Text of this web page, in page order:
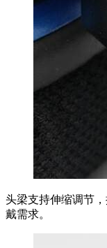
头梁支持伸缩调节
戴需求。